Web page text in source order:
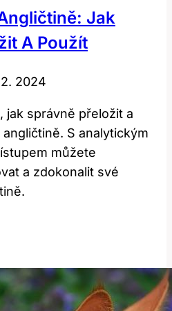
Jak
A Použít
2024
jak správně přeložit a
S analytickým
můžete
a zdokonalit své